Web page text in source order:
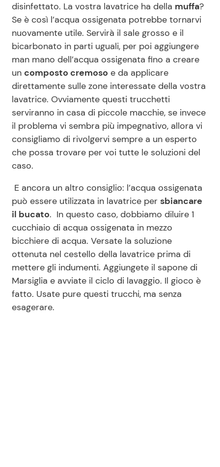
disinfettato. La vostra lavatrice ha della muffa?
Se è così l’acqua ossigenata potrebbe tornarvi
nuovamente utile. Servirà il sale grosso e il
bicarbonato in parti uguali, per poi aggiungere
man mano dell’acqua ossigenata fino a creare
un composto cremoso e da applicare
direttamente sulle zone interessate della vostra
lavatrice. Ovviamente questi trucchetti
serviranno in casa di piccole macchie, se invece
il problema vi sembra più impegnativo, allora vi
consigliamo di rivolgervi sempre a un esperto
che possa trovare per voi tutte le soluzioni del
caso.
E ancora un altro consiglio: l’acqua ossigenata
può essere utilizzata in lavatrice per sbiancare
il bucato. In questo caso, dobbiamo diluire 1
cucchiaio di acqua ossigenata in mezzo
bicchiere di acqua. Versate la soluzione
ottenuta nel cestello della lavatrice prima di
mettere gli indumenti. Aggiungete il sapone di
Marsiglia e avviate il ciclo di lavaggio. Il gioco è
fatto. Usate pure questi trucchi, ma senza
esagerare.